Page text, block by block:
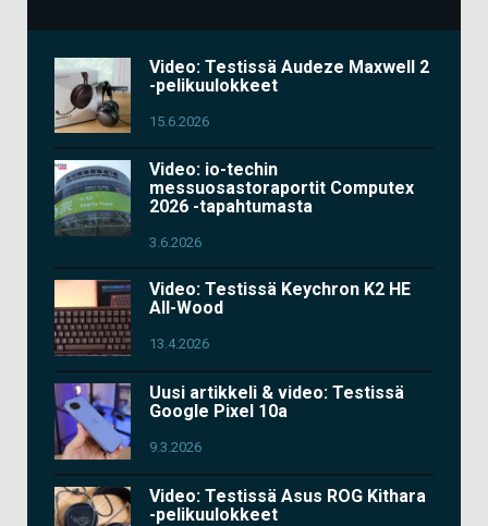
Video: Testissä Audeze Maxwell 2
-pelikuulokkeet
15.6.2026
Video: io-techin
messuosastoraportit Computex
2026 -tapahtumasta
3.6.2026
Video: Testissä Keychron K2 HE
All-Wood
13.4.2026
Uusi artikkeli & video: Testissä
Google Pixel 10a
9.3.2026
Video: Testissä Asus ROG Kithara
-pelikuulokkeet